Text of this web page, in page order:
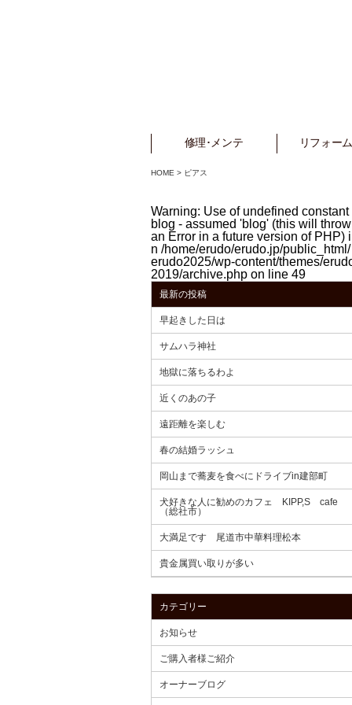
修理･メンテ
Repair リフォー
HOME > ピアス
Warning: Use of undefined constant
blog - assumed 'blog' (this will throw
an Error in a future version of PHP) i
n /home/erudo/erudo.jp/public_html/
erudo2025/wp-content/themes/
2019/archive.php on line 49
最新の投稿
早起きした日は
サムハラ神社
地獄に落ちるわよ
近くのあの子
遠距離を楽しむ
春の結婚ラッシュ
岡山まで蕎麦を食べにドライブin建部町
犬好きな人に勧めのカフェ KIPP,S cafe
（総社市）
大満足です 尾道市中華料理松本
貴金属買い取りが多い
カテゴリー
お知らせ
ご購入者様ご紹介
オーナーブログ